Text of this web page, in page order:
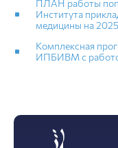
ПЛАН работы
Института
медицины на
Комплексная
ИПБИВМ с